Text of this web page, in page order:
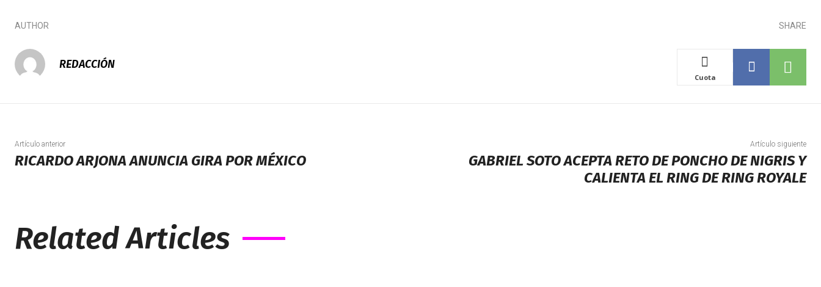
AUTHOR
REDACCIÓN
SHARE
Cuota
Artículo anterior
RICARDO ARJONA ANUNCIA GIRA POR MÉXICO
Artículo siguiente
GABRIEL SOTO ACEPTA RETO DE PONCHO DE NIGRIS Y
CALIENTA EL RING DE RING ROYALE
Related Articles